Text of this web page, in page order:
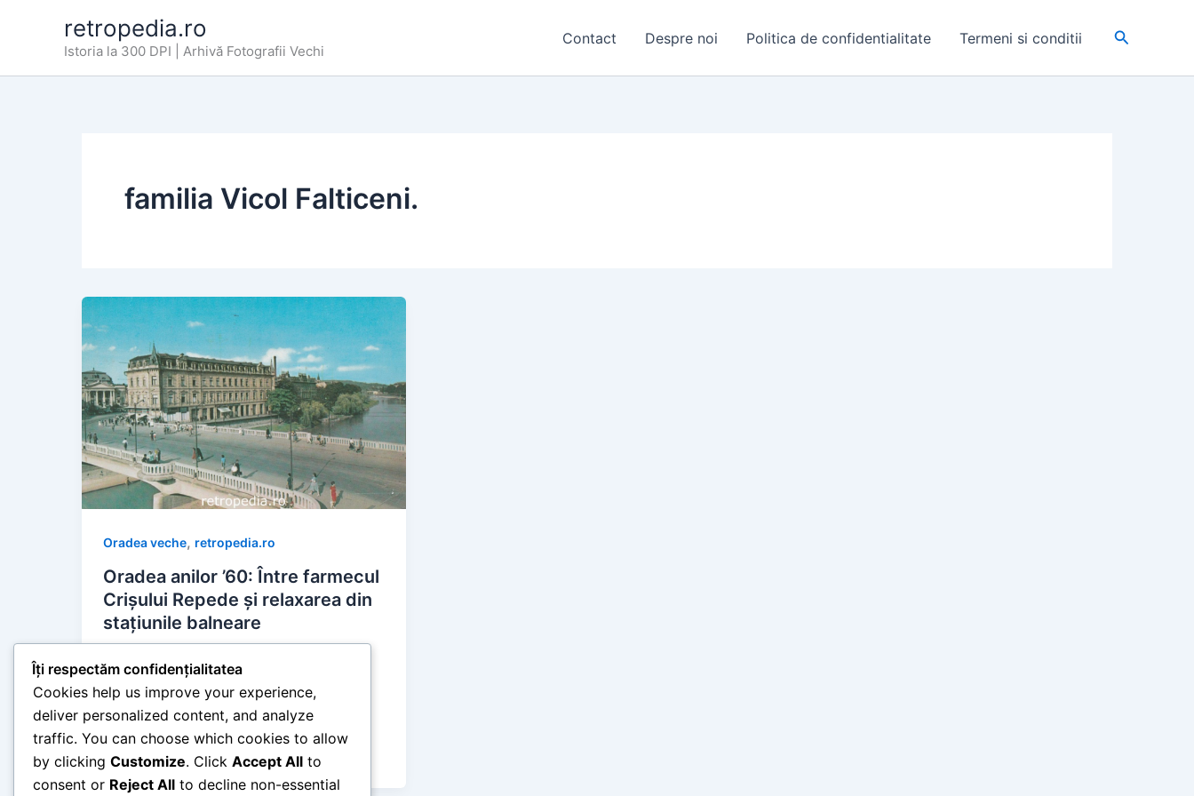
retropedia.ro
Istoria la 300 DPI | Arhivă Fotografii Vechi
Contact Despre noi Politica de confidentialitate Termeni si conditii Search
familia Vicol Falticeni.
Oradea veche, retropedia.ro
Oradea anilor ’60: Între farmecul
Crișului Repede și relaxarea din
stațiunile balneare
Timp de citire: 5 minute Oradea a
reprezentat întotdeauna un punct de
referință pentru arhitectura Secession și
turismul balnear din […]
Îți respectăm confidențialitatea
Cookies help us improve your experience,
deliver personalized content, and analyze
traffic. You can choose which cookies to allow
by clicking Customize. Click Accept All to
consent or Reject All to decline non-essential